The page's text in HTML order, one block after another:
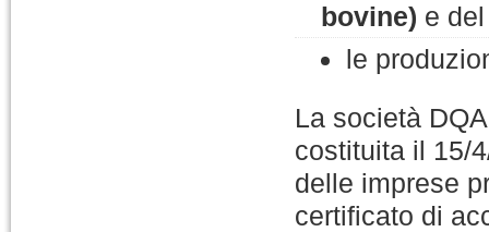
bovine) e
le
La società
costituita il 15/
delle imprese
certificato di